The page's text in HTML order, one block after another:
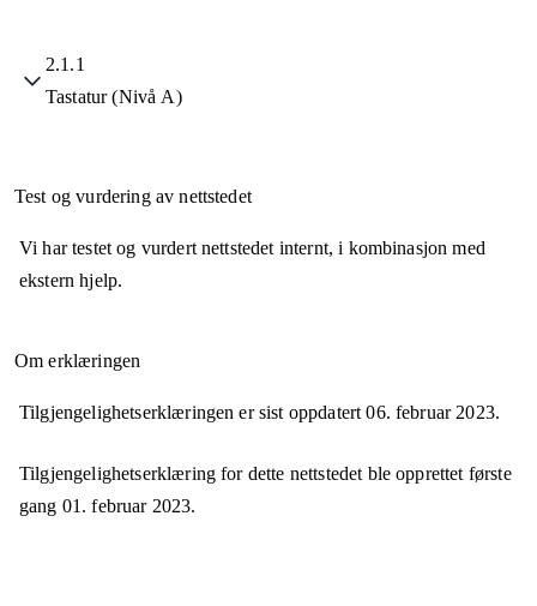
2.1.1
Tastatur (Nivå A)
Test og vurdering av nettstedet
Vi har testet og vurdert nettstedet internt, i kombinasjon med
ekstern hjelp.
Om erklæringen
Tilgjengelighetserklæringen er sist oppdatert06. februar 2023.
Tilgjengelighetserklæring for dette nettstedet ble opprettet første
gang 01. februar 2023.